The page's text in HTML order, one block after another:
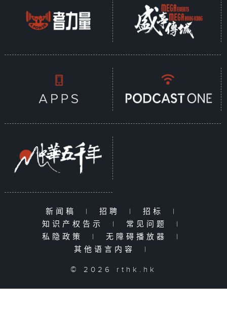
新闻稿 | 招聘 | 招标
|
知识产权告示
| 常见问题
|
私隐政策
| 无障碍播放器
|
其他语言内容
|
© 2026 rthk.hk